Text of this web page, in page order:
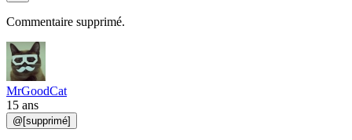
Commentaire supprimé.
MrGoodCat
15 ans
@ [supprimé]